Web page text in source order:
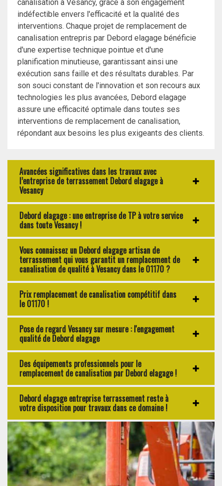
canalisation à Vesancy, grâce à son engagement
indéfectible envers l'efficacité et la qualité des
interventions. Chaque projet de remplacement de
canalisation entrepris par Debord elagage bénéficie
d'une expertise technique pointue et d'une
planification minutieuse, garantissant ainsi une
exécution sans faille et des résultats durables. Par
son souci constant de l'innovation et son recours aux
technologies les plus avancées, Debord elagage
assure une efficacité optimale dans toutes ses
interventions de remplacement de canalisation,
répondant aux besoins les plus exigeants des clients.
Avancées significatives dans les travaux avec
l’entreprise de terrassement Debord elagage à
Vesancy
Debord elagage : une entreprise de TP à votre service
dans toute Vesancy !
Vous connaissez un Debord elagage artisan de
terrassement qui vous garantit un remplacement de
canalisation de qualité à Vesancy dans le 01170 ?
Prix remplacement de canalisation compétitif dans
le 01170 !
Pose de regard Vesancy sur mesure : l'engagement
qualité de Debord elagage
Des équipements professionnels pour le
remplacement de canalisation par Debord elagage !
Debord elagage entreprise terrassement reste à
votre disposition pour travaux dans ce domaine !